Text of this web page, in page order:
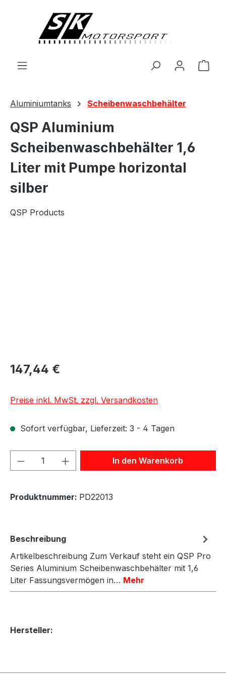
Aluminiumtanks Scheibenwaschbehälter
QSP Aluminium
Scheibenwaschbehälter 1,6
Liter mit Pumpe horizontal
silber
QSP Products
147,44 €
Preise inkl. MwSt. zzgl. Versandkosten
Sofort verfügbar, Lieferzeit: 3 - 4 Tagen
Produkt Anzahl: Gib denIn den Warenkorb
Produktnummer: PD22013
Beschreibung
Artikelbeschreibung Zum Verkauf steht ein QSP Pro
Series Aluminium Scheibenwaschbehälter mit 1,6
Liter Fassungsvermögen in… Mehr
Hersteller: